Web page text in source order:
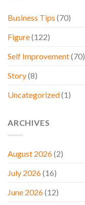
Business Tips (70)
Figure(122)
Self Improvement(70)
Story(8)
Uncategorized(1)
ARCHIVES
August 2026(2)
July 2026(16)
June 2026(12)